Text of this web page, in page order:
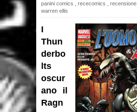
Leonardo da
Recensione:
Recensione: Tex
Fumetti 12
panini comics , rececomics , recensione
warren ellis
I
Thun
derbo
lts
oscur
ano il
Ragn